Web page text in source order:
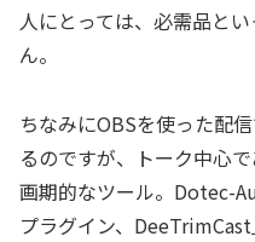
人にとっては、必需品と
ん。
ちなみにOBSを使った配
るのですが、トーク中心
画期的なツール。Dotec-
プラグイン、